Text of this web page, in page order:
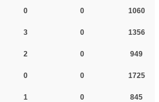
0 0 1060
3 0 1356
2 0 949
0 0 1725
1 0 845